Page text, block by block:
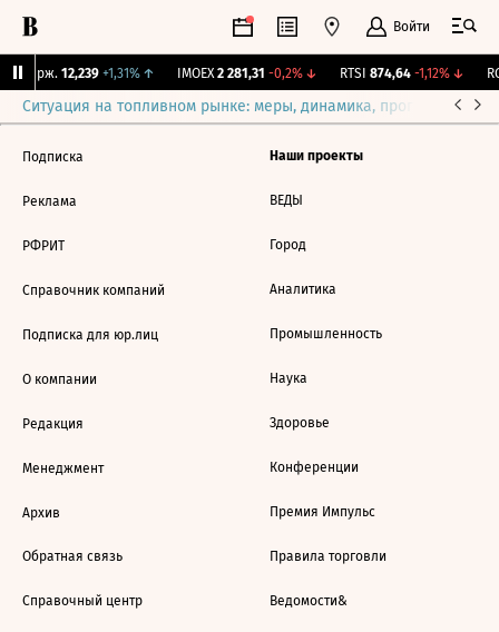
Войти
Бирж. 12,239 +1,31%↑ IMOEX 2 281,31 -0,2%↓ RTSI 874,64 -1,12%↓
Ситуация на топливном рынке: меры, динамика, прогнозы
Подписка
Реклама
РФРИТ
Справочник компаний
Подписка для юр.лиц
О компании
Редакция
Менеджмент
Архив
Обратная связь
Справочный центр
Наши проекты
ВЕДЫ
Город
Аналитика
Промышленность
Наука
Здоровье
Конференции
Премия Импульс
Правила торговли
Ведомости&